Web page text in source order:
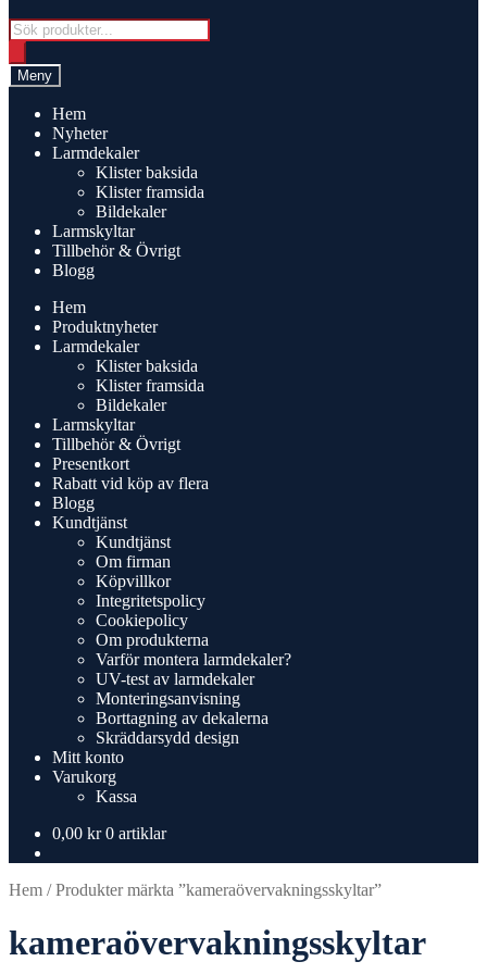
Products
search
Meny
Hem
Nyheter
Larmdekaler
Klister baksida
Klister framsida
Bildekaler
Larmskyltar
Tillbehör & Övrigt
Blogg
Hem
Produktnyheter
Larmdekaler
Klister baksida
Klister framsida
Bildekaler
Larmskyltar
Tillbehör & Övrigt
Presentkort
Rabatt vid köp av flera
Blogg
Kundtjänst
Kundtjänst
Om firman
Köpvillkor
Integritetspolicy
Cookiepolicy
Om produkterna
Varför montera larmdekaler?
UV-test av larmdekaler
Monteringsanvisning
Borttagning av dekalerna
Skräddarsydd design
Mitt konto
Varukorg
Kassa
0,00 kr 0 artiklar
Hem /Produkter märkta ”kameraövervakningsskyltar”
kameraövervakningsskyltar